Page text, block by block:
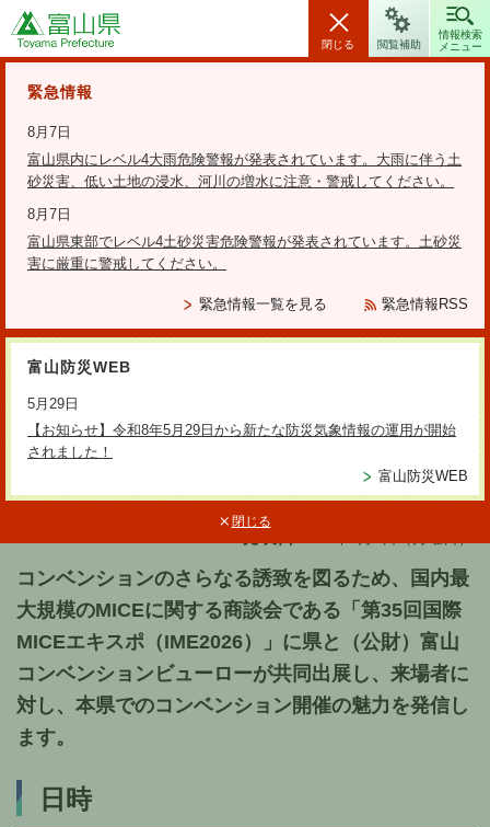
富山県
閉じる 閲覧補助
情報検索
メニュー
緊急情報
8月7日
富山県内にレベル4大雨危険警報が発表されています。大雨に伴う土
砂災害、低い土地の浸水、河川の増水に注意・警戒してください。
8月7日
富山県東部でレベル4土砂災害危険警報が発表されています。土砂災
害に厳重に警戒してください。
緊急情報一覧を見る 緊急情報RSS
富山防災WEB
5月29日
【お知らせ】令和8年5月29日から新たな防災気象情報の運用が開始
されました！
富山防災WEB
閉じる
テーマから探す
「第35回国際MICEエキスポ
（IME2026）」に出展しま
す！
コンベンションのさらなる誘致を図るため、国内最
大規模のMICEに関する商談会である「第35回国際
MICEエキスポ（IME2026）」に県と（公財）富山
コンベンションビューローが共同出展し、来場者に
対し、本県でのコンベンション開催の魅力を発信し
ます。
日時